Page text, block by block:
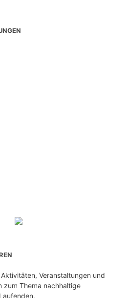
Veranstaltungen und
zum Thema nachhaltige